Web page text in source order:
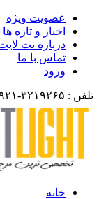
ویژه
و تازه ها
نت لایت
با ما